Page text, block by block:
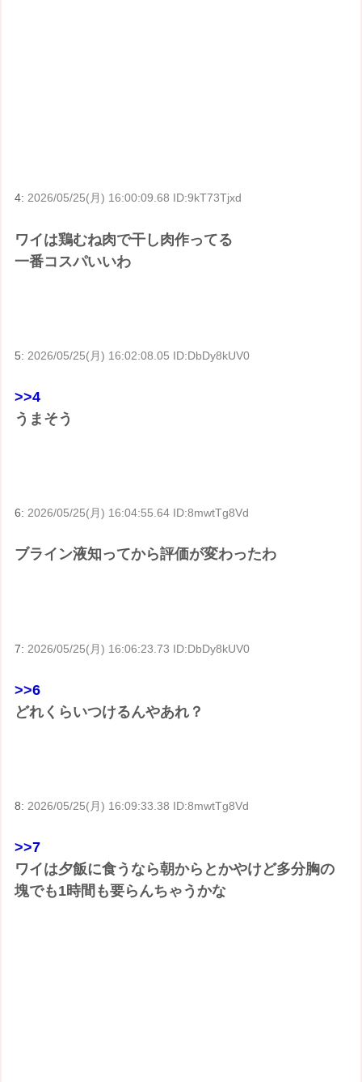
4:2026/05/25(月) 16:00:09.68 ID:9kT73Tjxd
ワイは鶏むね肉で干し肉作ってる
一番コスパいいわ
5: 2026/05/25(月) 16:02:08.05 ID:DbDy8kUV0
>>4
うまそう
6:2026/05/25(月) 16:04:55.64 ID:8mwtTg8Vd
ブライン液知ってから評価が変わったわ
7: 2026/05/25(月) 16:06:23.73 ID:DbDy8kUV0
>>6
どれくらいつけるんやあれ？
8: 2026/05/25(月) 16:09:33.38 ID:8mwtTg8Vd
>>7
ワイは夕飯に食うなら朝からとかやけど多分胸の
塊でも1時間も要らんちゃうかな